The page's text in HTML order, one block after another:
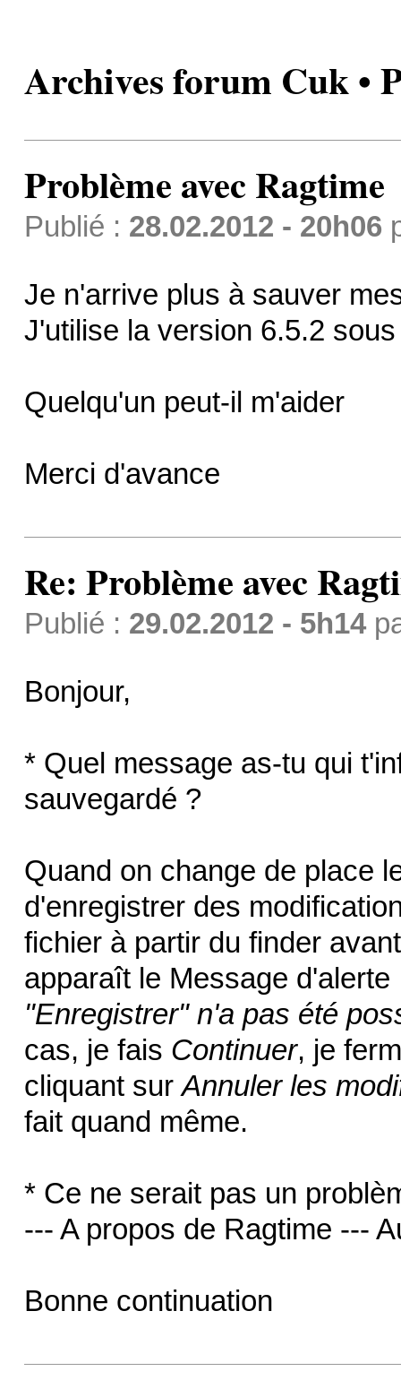
Archives forum Cuk •
Problème avec Ragtime
Publié : 28.02.2012 - 20h06
Je n'arrive plus à sauver
J'utilise la version 6.5.2
Quelqu'un peut-il m'aider
Merci d'avance
Re: Problème avec
Publié : 29.02.2012 - 5h14
Bonjour,
* Quel message as-tu qui
sauvegardé ?
Quand on change de place
d'enregistrer des
fichier à partir du finder
apparaît le Message
"Enregistrer" n'a pas été
cas, je fais Continuer, je
cliquant surAnnuler les
fait quand même.
* Ce ne serait pas un
--- A propos de Ragtime ---
Bonne continuation